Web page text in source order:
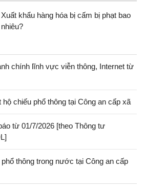
Xuất khẩu hàng hóa bị cấm bị phạt bao
nhiêu?
chính lĩnh vực viễn thông, Internet từ
chiếu phổ thông tại Công an cấp xã
từ 01/7/2026 [theo Thông tư
thông trong nước tại Công an cấp